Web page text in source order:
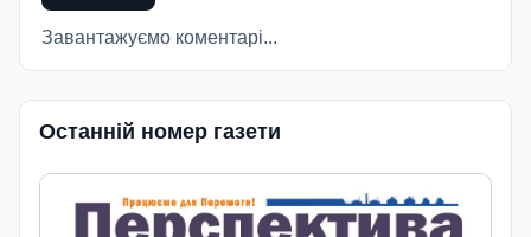
Завантажуємо коментарі...
Останній номер газети